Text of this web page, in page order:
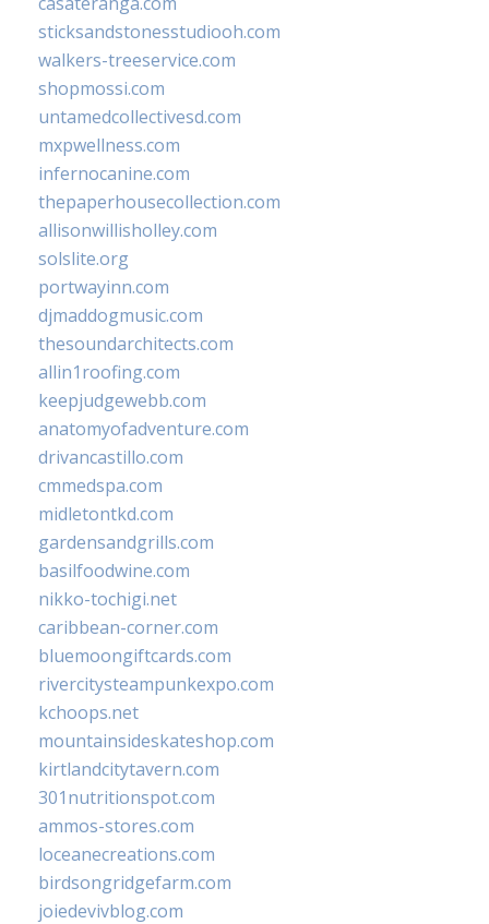
sticksandstonesstudiooh.com
walkers-treeservice.com
shopmossi.com
untamedcollectivesd.com
mxpwellness.com
infernocanine.com
thepaperhousecollection.com
allisonwillisholley.com
solslite.org
portwayinn.com
djmaddogmusic.com
thesoundarchitects.com
allin1roofing.com
keepjudgewebb.com
anatomyofadventure.com
drivancastillo.com
cmmedspa.com
midletontkd.com
gardensandgrills.com
basilfoodwine.com
nikko-tochigi.net
caribbean-corner.com
bluemoongiftcards.com
rivercitysteampunkexpo.com
kchoops.net
mountainsideskateshop.com
kirtlandcitytavern.com
301nutritionspot.com
ammos-stores.com
loceanecreations.com
birdsongridgefarm.com
joiedevivblog.com